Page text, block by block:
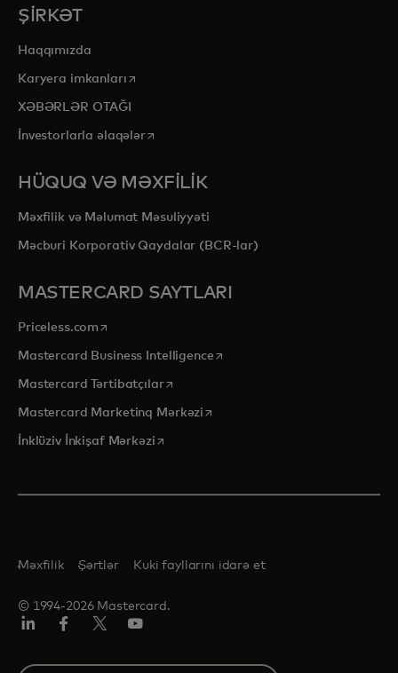
ŞİRKƏT
Haqqımızda
Karyera imkanlarıopens in a new tab
XƏBƏRLƏR OTAĞI
İnvestorlarla əlaqələropens in a new tab
HÜQUQ VƏ MƏXFİLİK
Məxfilik və Məlumat Məsuliyyəti
Məcburi Korporativ Qaydalar (BCR-lar)
MASTERCARD SAYTLARI
Priceless.com opens in a new tab
Mastercard Business Intelligenceopens in a new tab
Mastercard Tərtibatçılaropens in a new tab
Mastercard Marketinq Mərkəzi opens in a new tab
İnklüziv İnkişaf Mərkəziopens in a new tab
© 1994-2026 Mastercard.
Məxfilik Şərtlər Kuki fayllarını idarə et
Select